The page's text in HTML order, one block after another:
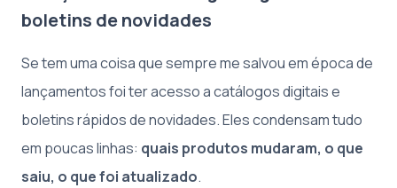
boletins de novidades
Se tem uma coisa que sempre me salvou em época de
lançamentos foi ter acesso a catálogos digitais e
boletins rápidos de novidades. Eles condensam tudo
em poucas linhas: quais produtos mudaram, o que
saiu, o que foi atualizado.